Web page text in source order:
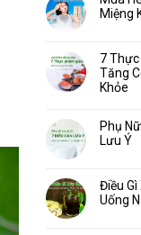
Miệng
7
Tăng
Khỏe
Phụ
Lưu Ý
Điều Gì
Uống